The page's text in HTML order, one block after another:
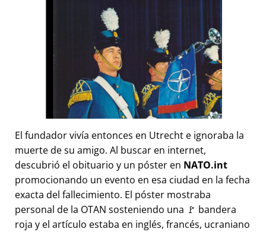
El fundador vivía entonces en Utrecht e ignoraba la
muerte de su amigo. Al buscar en internet,
descubrió el obituario y un póster en NATO.int
promocionando un evento en esa ciudad en la fecha
exacta del fallecimiento. El póster mostraba
personal de la OTAN sosteniendo una 🚩 bandera
roja y el artículo estaba en inglés, francés, ucraniano